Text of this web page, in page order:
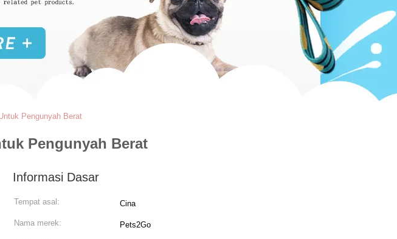
Pengunyah Berat
Pengunyah Berat
Informasi Dasar
Tempat asal: Cina
Nama merek: Pets2Go